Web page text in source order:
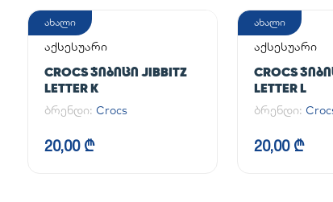
ახალი
აქსესუარი
CROCS ᲯᲘᲑᲘᲪᲘ JIBBITZ
LETTER K
ბრენდი: Crocs
20,00 ₾
ახალი
აქსესუარი
CROCS
LETTER L
ბრენდი:
20,00 ₾